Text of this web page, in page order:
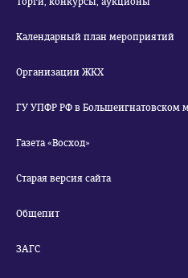
Календарный план мероприятий
Организации ЖКХ
ГУ УПФР РФ в Большеигнатовском
Газета «Восход»
Старая версия сайта
Общепит
ЗАГС